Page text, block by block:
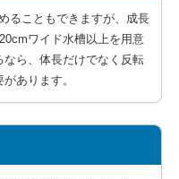
ることもできますが、成長
ワイド水槽以上を用意
ら、体長だけでなく反転
あります。